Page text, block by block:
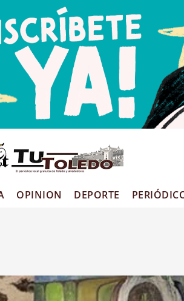
OPINION DEPORTE